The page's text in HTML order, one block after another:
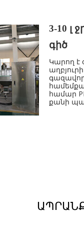
3-10 լ
գիծ
Կարող է
համար
քանի
Լցման
շատ է